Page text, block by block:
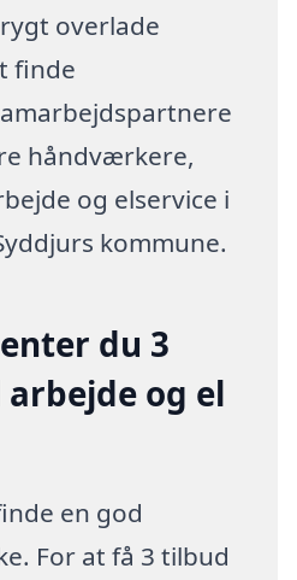
overlade
finde
håndværkere,
og elservice i
kommune.
du 3
og el
en god
For at få 3 tilbud